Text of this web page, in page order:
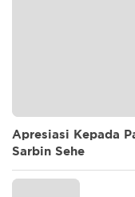
Apresiasi Kepada
Sarbin Sehe